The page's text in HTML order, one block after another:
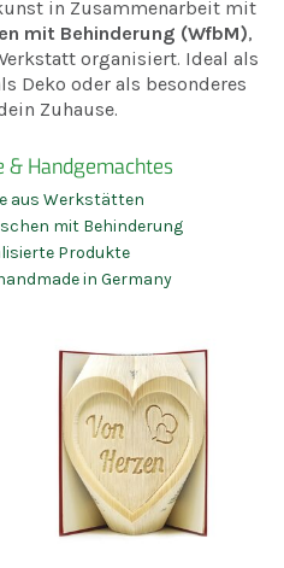
in Zusammenarbeit mit
mit Behinderung (WfbM),
organisiert. Ideal als
Deko oder als besonderes
Zuhause.
& Handgemachtes
aus Werkstätten
mit Behinderung
Produkte
in Germany